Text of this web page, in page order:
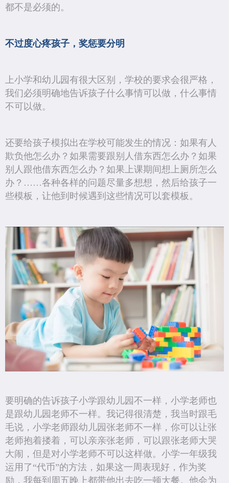
都不是必须的。
不过度心疼孩子，奖惩要分明
上小学和幼儿园有很大区别，学校的要求会很严格，
我们必须明确地告诉孩子什么事情可以做，什么事情
不可以做。
还要给孩子模拟出在学校可能发生的情况：如果有人
欺负他怎么办？如果需要跟别人借东西怎么办？如果
别人跟他借东西怎么办？如果上课期间想上厕所怎么
办？……各种各样的问题尽量多想想，然后给孩子一
些模板，让他到时候遇到这些情况可以套模板。
要明确的告诉孩子小学跟幼儿园不一样，小学老师也
是跟幼儿园老师不一样。我记得很清楚，我当时跟毛
毛说，小学老师跟幼儿园张老师不一样，你可以让张
老师抱着搂着，可以亲亲张老师，可以跟张老师大哭
大闹，但是对小学老师不可以这样做。小学一年级我
运用了“代币”的方法，如果这一周表现好，作为奖
励，我每到周五晚上都带他出去吃一顿大餐。他会为